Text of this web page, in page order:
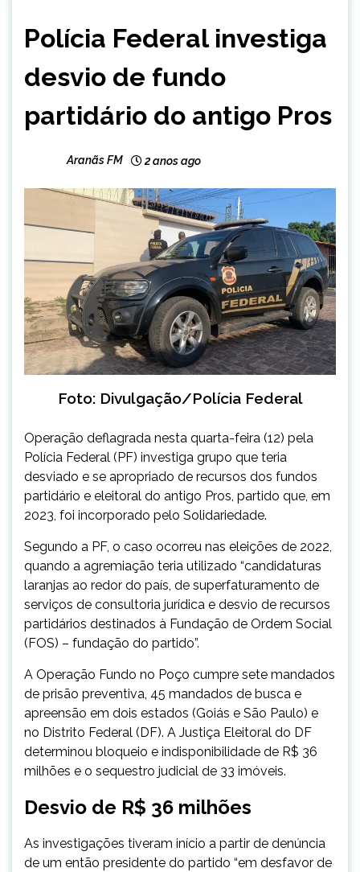
NOTÍCIAS
Polícia Federal investiga
desvio de fundo
partidário do antigo Pros
Aranãs FM 2 anos ago
Foto: Divulgação/Polícia Federal
Operação deflagrada nesta quarta-feira (12) pela
Polícia Federal (PF) investiga grupo que teria
desviado e se apropriado de recursos dos fundos
partidário e eleitoral do antigo Pros, partido que, em
2023, foi incorporado pelo Solidariedade.
Segundo a PF, o caso ocorreu nas eleições de 2022,
quando a agremiação teria utilizado “candidaturas
laranjas ao redor do país, de superfaturamento de
serviços de consultoria jurídica e desvio de recursos
partidários destinados à Fundação de Ordem Social
(FOS) – fundação do partido”.
A Operação Fundo no Poço cumpre sete mandados
de prisão preventiva, 45 mandados de busca e
apreensão em dois estados (Goiás e São Paulo) e
no Distrito Federal (DF). A Justiça Eleitoral do DF
determinou bloqueio e indisponibilidade de R$ 36
milhões e o sequestro judicial de 33 imóveis.
Desvio de R$ 36 milhões
As investigações tiveram início a partir de denúncia
de um então presidente do partido “em desfavor de